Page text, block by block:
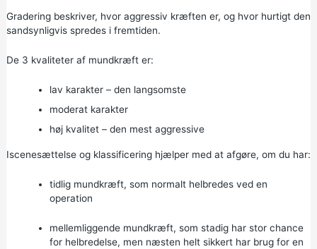
Gradering beskriver, hvor aggressiv kræften er, og hvor hurtigt den
sandsynligvis spredes i fremtiden.
De 3 kvaliteter af mundkræft er:
lav karakter – den langsomste
moderat karakter
høj kvalitet – den mest aggressive
Iscenesættelse og klassificering hjælper med at afgøre, om du har:
tidlig mundkræft, som normalt helbredes ved en
operation
mellemliggende mundkræft, som stadig har stor chance
for helbredelse, men næsten helt sikkert har brug for en